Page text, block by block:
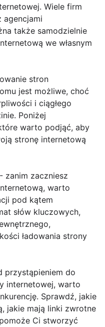
Wiele firm
agencjami
także samodzielnie
we własnym
stron
jest możliwe, choć
i ciągłego
Poniżej
warto podjąć, aby
stronę internetową
zanim zaczniesz
warto
pod kątem
słów kluczowych,
ładowania strony
przystąpieniem do
internetowej, warto
Sprawdź, jakie
jakie mają linki zwrotne
Ci stworzyć